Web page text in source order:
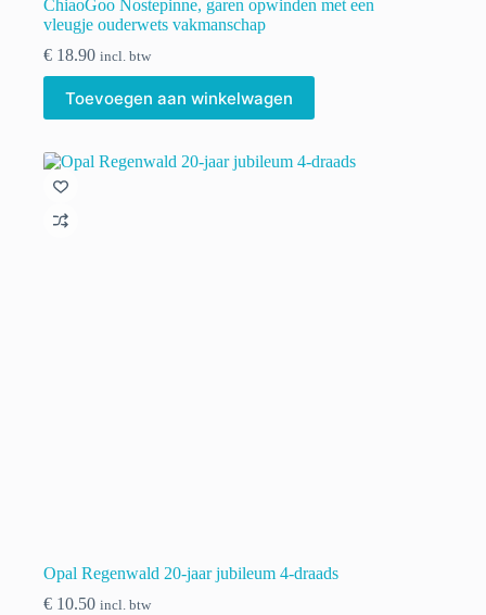
ChiaoGoo Nostepinne, garen opwinden met een
vleugje ouderwets vakmanschap
€ 18.90 incl. btw
Toevoegen aan winkelwagen
Opal Regenwald 20-jaar jubileum 4-draads
€ 10.50 incl. btw